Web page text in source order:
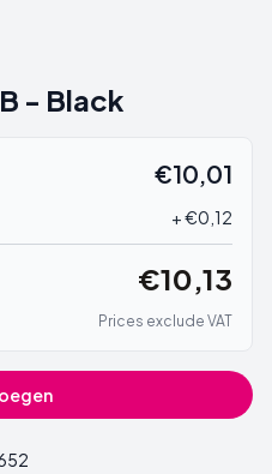
- Black
€10,01
+ €0,12
€10,13
Prices exclude VAT